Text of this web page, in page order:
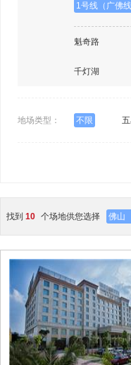
1号线（广佛线
魁奇路
千灯湖
地场类型： 不限
找到 10 个场地供您选择 佛山